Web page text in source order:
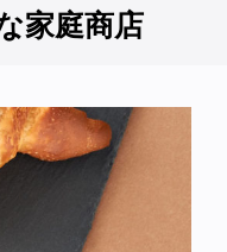
家庭商店​